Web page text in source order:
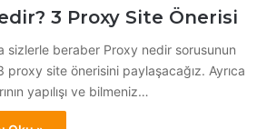
3 Proxy Site Önerisi
sizlerle beraber Proxy nedir sorusunun
proxy site önerisini paylaşacağız. Ayrıca
yapılışı ve bilmeniz…